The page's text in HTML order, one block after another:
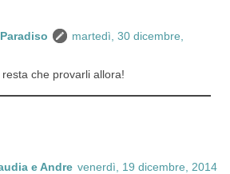
martedì, 30 dicembre,
che provarli allora!
e Andre venerdì, 19 dicembre, 2014